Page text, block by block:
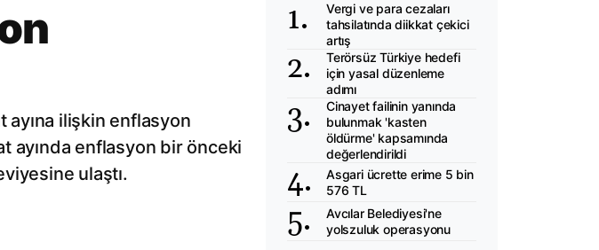
ayına ilişkin enflasyon
ayında enflasyon bir önceki
ulaştı.
Vergi ve para cezaları
tahsilatında diikkat çekici
artış
Terörsüz Türkiye hedefi
için yasal düzenleme
adımı
Cinayet failinin yanında
bulunmak 'kasten
öldürme' kapsamında
değerlendirildi
Asgari ücrette erime 5 bin
576 TL
Avcılar Belediyesi'ne
yolszuluk operasyonu